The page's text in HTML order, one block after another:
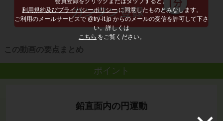
利用規約及びプライバシーポリシー に同意したものとみなします。
ご利用のメールサービスで @try-it.jp からのメールの受信を許可して下さ
い。詳しくは
こちら をご覧ください。
この動画の要点まとめ
ポイント
鉛直面内の円運動